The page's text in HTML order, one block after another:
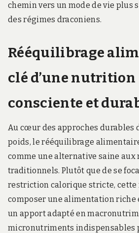
chemin vers un mode de vie plus
des régimes draconiens.
Rééquilibrage
clé d’une nutrition
consciente et
Au cœur des approches durables
poids, le rééquilibrage
comme une alternative saine aux
traditionnels. Plutôt que de se
restriction calorique stricte, cette
composer une alimentation riche
un apport adapté en
micronutriments indispensables